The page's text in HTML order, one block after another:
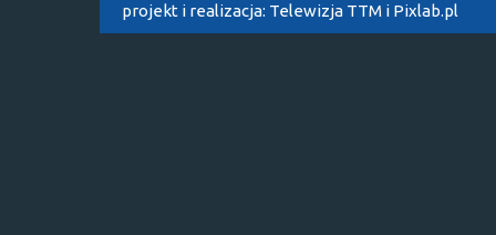
projekt i realizacja: Telewizja TTM i Pixlab.pl